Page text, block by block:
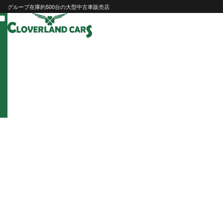
Skip
to
content
グループ在庫約500台の大型中古車販売店